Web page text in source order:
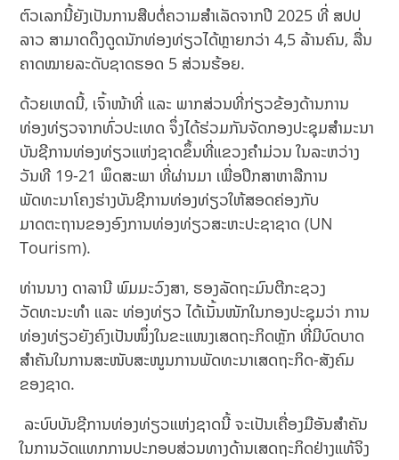
ຕົວເລກນີ້ຍັງເປັນການສືບຕໍ່ຄວາມສຳເລັດຈາກປີ 2025 ທີ່ ສປປ
ລາວ ສາມາດດຶງດູດນັກທ່ອງທ່ຽວໄດ້ຫຼາຍກວ່າ 4,5 ລ້ານຄົນ, ລື່ນ
ຄາດໝາຍລະດັບຊາດຮອດ 5 ສ່ວນຮ້ອຍ.
ດ້ວຍເຫດນີ້, ເຈົ້າໜ້າທີ່ ແລະ ພາກສ່ວນທີ່ກ່ຽວຂ້ອງດ້ານການ
ທ່ອງທ່ຽວຈາກທົ່ວປະເທດ ຈຶ່ງໄດ້ຮ່ວມກັນຈັດກອງປະຊຸມສຳມະນາ
ບັນຊີການທ່ອງທ່ຽວແຫ່ງຊາດຂຶ້ນທີ່ແຂວງຄຳມ່ວນ ໃນລະຫວ່າງ
ວັນທີ 19-21 ພຶດສະພາ ທີ່ຜ່ານມາ ເພື່ອປຶກສາຫາລືການ
ພັດທະນາໂຄງຮ່າງບັນຊີການທ່ອງທ່ຽວໃຫ້ສອດຄ່ອງກັບ
ມາດຕະຖານຂອງອົງການທ່ອງທ່ຽວສະຫະປະຊາຊາດ (UN
Tourism).
ທ່ານນາງ ດາລານີ ພົມມະວົງສາ, ຮອງລັດຖະມົນຕີກະຊວງ
ວັດທະນະທຳ ແລະ ທ່ອງທ່ຽວ ໄດ້ເນັ້ນໜັກໃນກອງປະຊຸມວ່າ ການ
ທ່ອງທ່ຽວຍັງຄົງເປັນໜຶ່ງໃນຂະແໜງເສດຖະກິດຫຼັກ ທີ່ມີບົດບາດ
ສຳຄັນໃນການສະໜັບສະໜູນການພັດທະນາເສດຖະກິດ-ສັງຄົມ
ຂອງຊາດ.
ລະບົບບັນຊີການທ່ອງທ່ຽວແຫ່ງຊາດນີ້ ຈະເປັນເຄື່ອງມືອັນສຳຄັນ
ໃນການວັດແທກການປະກອບສ່ວນທາງດ້ານເສດຖະກິດຢ່າງແທ້ຈິງ